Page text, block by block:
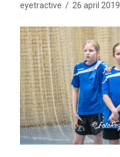
eyetractive 26 april 2019